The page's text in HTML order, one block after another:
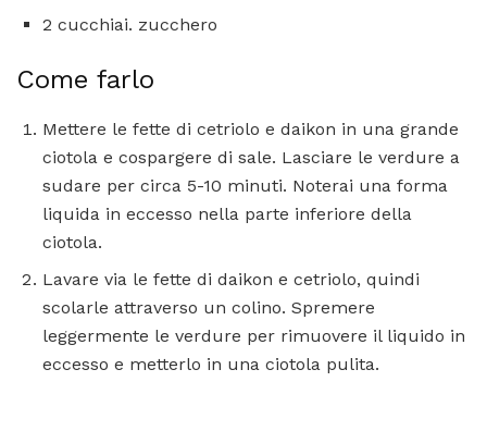
2 cucchiai. zucchero
Come farlo
Mettere le fette di cetriolo e daikon in una grande
ciotola e cospargere di sale. Lasciare le verdure a
sudare per circa 5-10 minuti. Noterai una forma
liquida in eccesso nella parte inferiore della
ciotola.
Lavare via le fette di daikon e cetriolo, quindi
scolarle attraverso un colino. Spremere
leggermente le verdure per rimuovere il liquido in
eccesso e metterlo in una ciotola pulita.